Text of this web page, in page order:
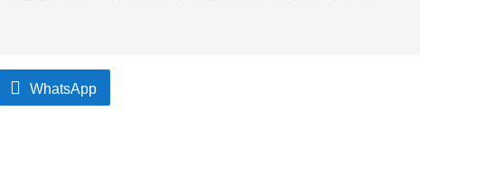
WhatsApp